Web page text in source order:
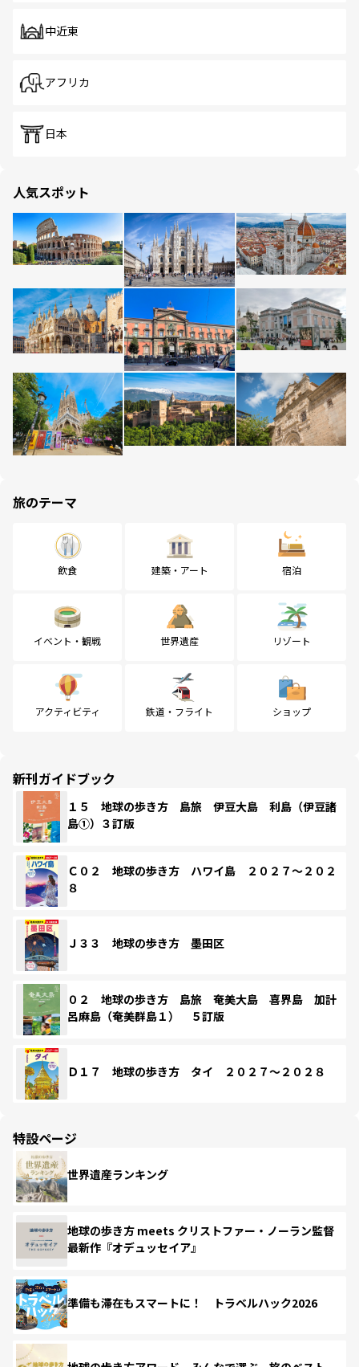
中近東
アフリカ
日本
人気スポット
旅のテーマ
飲食 建築・アート 宿泊
イベント・観戦 世界遺産 リゾート
アクティビティ 鉄道・フライト ショップ
新刊ガイドブック
１５ 地球の歩き方 島旅 伊豆大島 利島（伊豆諸
島①）３訂版
Ｃ０２ 地球の歩き方 ハワイ島 ２０２７～２０２
８
Ｊ３３ 地球の歩き方 墨田区
０２ 地球の歩き方 島旅 奄美大島 喜界島 加計
呂麻島（奄美群島１） ５訂版
Ｄ１７ 地球の歩き方 タイ ２０２７～２０２８
特設ページ
世界遺産ランキング
地球の歩き方 meets クリストファー・ノーラン監督
最新作『オデュッセイア』
準備も滞在もスマートに！ トラベルハック2026